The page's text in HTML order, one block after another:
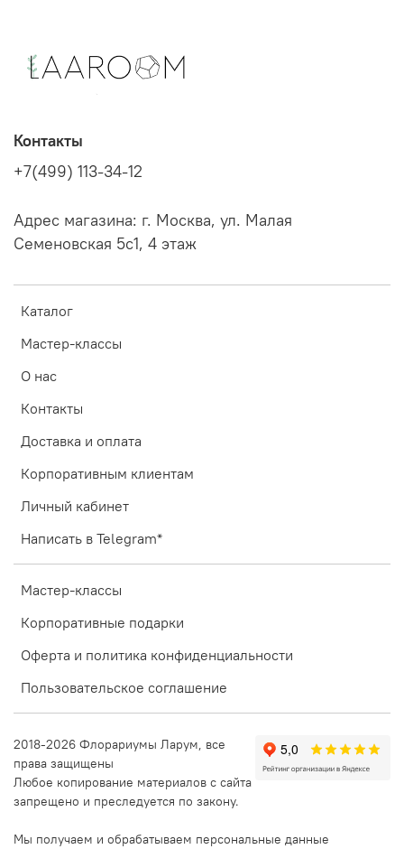
Каталог
Мастер-классы
О нас
Контакты
Доставка и оплата
Корпоративным клиентам
Личный кабинет
Написать в Telegram*
Мастер-классы
Корпоративные подарки
Оферта и политика конфиденциальности
Пользовательское соглашение
Контакты
+7(499) 113-34-12
Адрес магазина: г. Москва, ул. Малая
Семеновская 5с1, 4 этаж
2018-2026 Флорариумы Ларум, все
права защищены
Любое копирование материалов с сайта
запрещено и преследуется по закону.
Мы получаем и обрабатываем персональные данные